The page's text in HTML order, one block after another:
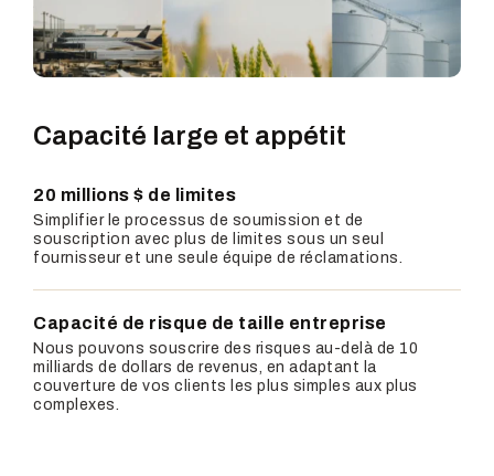
Capacité large et appétit
20 millions $ de limites
Simplifier le processus de soumission et de
souscription avec plus de limites sous un seul
fournisseur et une seule équipe de réclamations.
Capacité de risque de taille entreprise
Nous pouvons souscrire des risques au-delà de 10
milliards de dollars de revenus, en adaptant la
couverture de vos clients les plus simples aux plus
complexes.